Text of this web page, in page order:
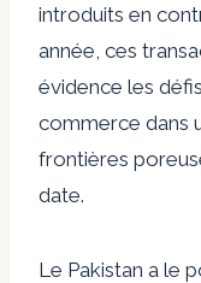
introduits en
année, ces
évidence les
commerce dans
frontières
date.
Le Pakistan a le